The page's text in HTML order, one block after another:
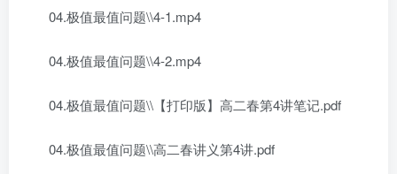
04.极值最值问题\\4-1.mp4
04.极值最值问题\\4-2.mp4
04.极值最值问题\\【打印版】高二春第4讲笔记.pdf
04.极值最值问题\\高二春讲义第4讲.pdf